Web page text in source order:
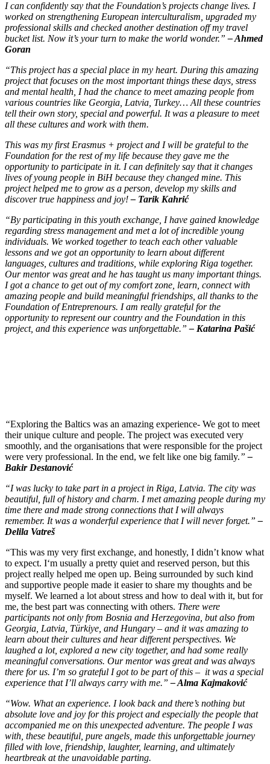
I can confidently say that the Foundation’s projects change lives. I
worked on strengthening European interculturalism, upgraded my
professional skills and checked another destination off my travel
bucket list. Now it’s your turn to make the world wonder.”– Ahmed
Goran
“This project has a special place in my heart. During this amazing
project that focuses on the most important things these days, stress
and mental health, I had the chance to meet amazing people from
various countries like Georgia, Latvia, Turkey… All these countries
tell their own story, special and powerful. It was a pleasure to meet
all these cultures and work with them.
This was my first Erasmus + project and I will be grateful to the
Foundation for the rest of my life because they gave me the
opportunity to participate in it. I can definitely say that it changes
lives of young people in BiH because they changed mine. This
project helped me to grow as a person, develop my skills and
discover true happiness and joy!– Tarik Kahrić
“By participating in this youth exchange, I have gained knowledge
regarding stress management and met a lot of incredible young
individuals. We worked together to teach each other valuable
lessons and we got an opportunity to learn about different
languages, cultures and traditions, while exploring Riga together.
Our mentor was great and he has taught us many important things.
I got a chance to get out of my comfort zone, learn, connect with
amazing people and build meaningful friendships, all thanks to the
Foundation of Entreprenours. I am really grateful for the
opportunity to represent our country and the Foundation in this
project, and this experience was unforgettable.”– Katarina Pašić
“Exploring the Baltics was an amazing experience- We got to meet
their unique culture and people. The project was executed very
smoothly, and the organisations that were responsible for the project
were very professional. In the end, we felt like one big family.”–
Bakir Destanović
“I was lucky to take part in a project in Riga, Latvia. The city was
beautiful, full of history and charm. I met amazing people during my
time there and made strong connections that I will always
remember. It was a wonderful experience that I will never forget.”–
Delila Vatreš
“This was my very first exchange, and honestly, I didn’t know what
to expect. I‘m usually a pretty quiet and reserved person, but this
project really helped me open up. Being surrounded by such kind
and supportive people made it easier to share my thoughts and be
myself. We learned a lot about stress and how to deal with it, but for
me, the best part was connecting with others. There were
participants not only from Bosnia and Herzegovina, but also from
Georgia, Latvia, Türkiye, and Hungary – and it was amazing to
learn about their cultures and hear different perspectives. We
laughed a lot, explored a new city together, and had some really
meaningful conversations. Our mentor was great and was always
there for us. I’m so grateful I got to be part of this – it was a special
experience that I’ll always carry with me.”– Alma Kajmaković
“Wow. What an experience. I look back and there’s nothing but
absolute love and joy for this project and especially the people that
accompanied me on this unexpected adventure. The people I was
with, these beautiful, pure angels, made this unforgettable journey
filled with love, friendship, laughter, learning, and ultimately
heartbreak at the unavoidable parting.